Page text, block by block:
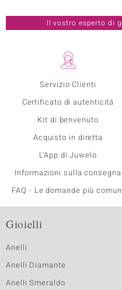
Servizio Clienti
Certificato di autenticità
Kit di benvenuto
Acquisto in diretta
L'App di Juwelo
Informazioni sulla consegna
FAQ - Le domande più
Il vostro esperto di
Gioielli
Anelli
Anelli Diamante
Anelli Smeraldo